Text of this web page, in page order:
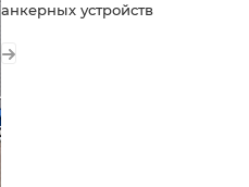
анкерных устройств